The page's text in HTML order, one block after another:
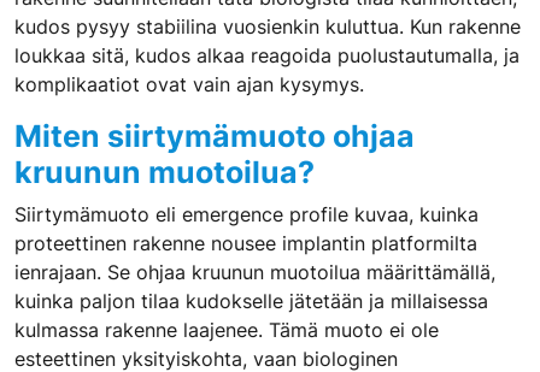
kudos pysyy stabiilina vuosienkin kuluttua. Kun rakenne
loukkaa sitä, kudos alkaa reagoida puolustautumalla, ja
komplikaatiot ovat vain ajan kysymys.
Miten siirtymämuoto ohjaa
kruunun muotoilua?
Siirtymämuoto eli emergence profile kuvaa, kuinka
proteettinen rakenne nousee implantin platformilta
ienrajaan. Se ohjaa kruunun muotoilua määrittämällä,
kuinka paljon tilaa kudokselle jätetään ja millaisessa
kulmassa rakenne laajenee. Tämä muoto ei ole
esteettinen yksityiskohta, vaan biologinen